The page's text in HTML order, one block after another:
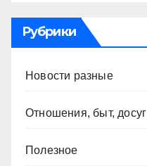
Рубрики
Новости разные
Отношения, быт, досуг
Полезное